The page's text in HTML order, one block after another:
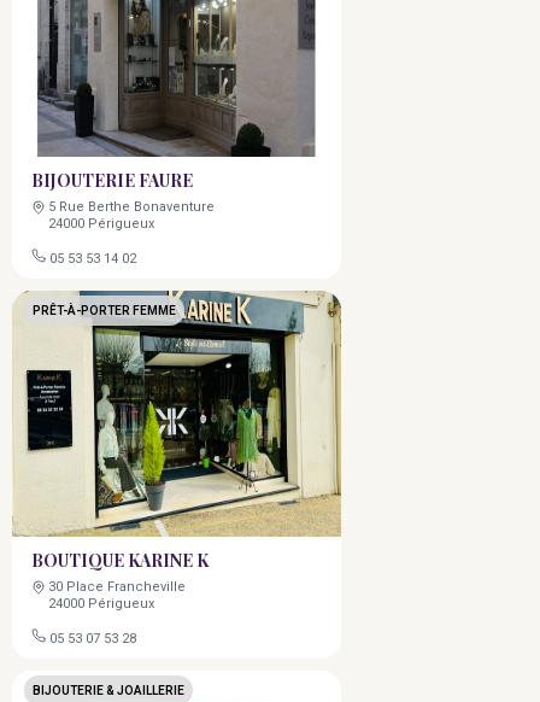
BIJOUTERIE FAURE
5 Rue Berthe Bonaventure
24000 Périgueux
05 53 53 14 02
BOUTIQUE KARINE K
30 Place Francheville
24000 Périgueux
05 53 07 53 28
PRÊT-À-PORTER FEMME
BIJOUTERIE & JOAILLERIE